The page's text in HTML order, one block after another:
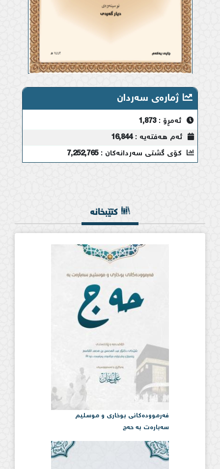
ژمارەی سەردان
ئەمڕۆ :1,873
ئەم هەفتەیە :16,844
کۆی گشتی سەردانەکان :7,252,765
کتێبخانە
فەرموودەكانی بوخاری و موسلیم
سەبارەت بە حەج